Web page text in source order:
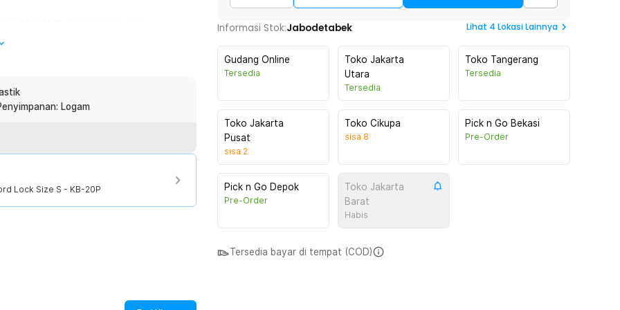
natural dan mengurangi
sehingga tidak mudah dibobol. 1000
tanpa repot menyimpan dan mencari
berbahan metal yang kokoh untuk
Kemanannya sama dengan brankas
desain brankas cover
Logam
Lock Size S - KB-20P
Informasi Stok:Jabodetabek Lihat 4 Lokasi Lainnya
Gudang Online
Tersedia
Toko Jakarta
Utara
Tersedia
Toko Tangerang
Tersedia
Toko Jakarta
Pusat
sisa 2
Toko Cikupa
sisa 8
Pick n Go Bekasi
Pre-Order
Pick n Go Depok
Pre-Order
Toko Jakarta
Barat
Habis
Tersedia bayar di tempat (COD)